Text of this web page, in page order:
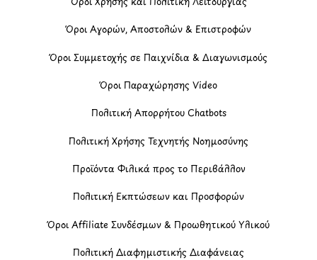
Όροι Αγορών, Αποστολών & Επιστροφών
Όροι Συμμετοχής σε Παιχνίδια & Διαγωνισμούς
Όροι Παραχώρησης Video
Πολιτική Απορρήτου Chatbots
Πολιτική Χρήσης Τεχνητής Νοημοσύνης
Προϊόντα Φιλικά προς το Περιβάλλον
Πολιτική Εκπτώσεων και Προσφορών
Όροι Affiliate Συνδέσμων & Προωθητικού Υλικού
Πολιτική Διαφημιστικής Διαφάνειας